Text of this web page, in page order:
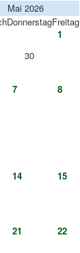
Mai 2026
DonnerstagFreitag
30
1
7 8
14 15
21 22